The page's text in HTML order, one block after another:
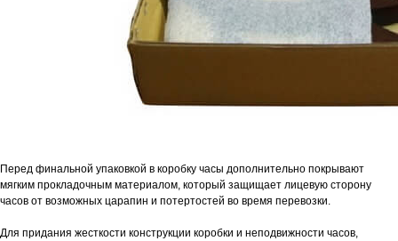
Перед финальной упаковкой в коробку часы дополнительно покрывают
мягким прокладочным материалом, который защищает лицевую сторону
часов от возможных царапин и потертостей во время перевозки.
Для придания жесткости конструкции коробки и неподвижности часов,